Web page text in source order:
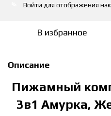
Войти для отображения
В избранное
Описание
Пижамный
3в1 Амурка,